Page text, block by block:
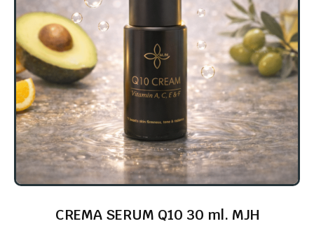
CREMA SERUM Q10 30 ml. MJH